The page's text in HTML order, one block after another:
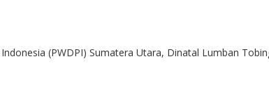
(PWDPI) Sumatera Utara, Dinatal Lumban